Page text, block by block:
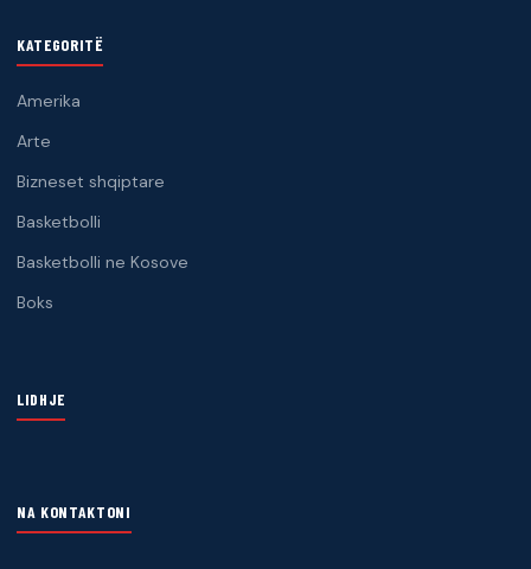
KATEGORITË
Amerika
Arte
Bizneset shqiptare
Basketbolli
Basketbolli ne Kosove
Boks
LIDHJE
NA KONTAKTONI